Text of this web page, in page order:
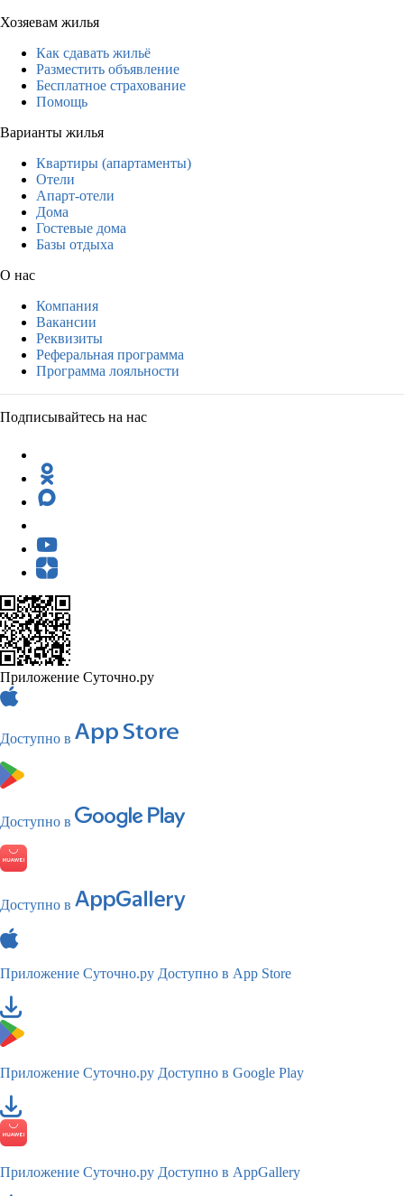
Хозяевам жилья
Как сдавать жильё
Разместить объявление
Бесплатное страхование
Помощь
Варианты жилья
Квартиры (апартаменты)
Отели
Апарт-отели
Дома
Гостевые дома
Базы отдыха
О нас
Компания
Вакансии
Реквизиты
Реферальная программа
Программа лояльности
Подписывайтесь на нас
Приложение Суточно.ру
Доступно в
Доступно в
Доступно в
Приложение Суточно.ру Доступно в App Store
Приложение Суточно.ру Доступно в Google Play
Приложение Суточно.ру Доступно в AppGallery